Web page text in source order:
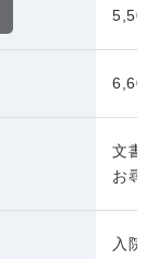
5,500
6,600
文書
お尋
入院